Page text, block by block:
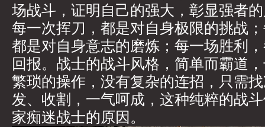
场战斗，证明自己的强大，彰显强者
每一次挥刀，都是对自身极限的挑战
都是对自身意志的磨炼；每一场胜利
回报。战士的战斗风格，简单而霸道
繁琐的操作，没有复杂的连招，只需
发、收割，一气呵成，这种纯粹的战
家痴迷战士的原因。